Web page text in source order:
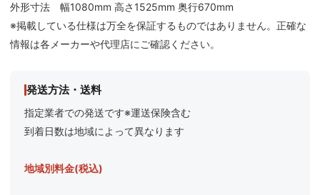
外形寸法 幅1080mm 高さ1525mm 奥行670mm
※掲載している仕様は万全を保証するものではありません。正確な
情報は各メーカーや代理店にご確認ください。
発送方法・送料
指定業者での発送です※運送保険含む
到着日数は地域によって異なります
地域別料金(税込)